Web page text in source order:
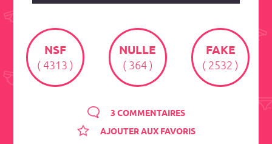
NSF
( 4313 )
NULLE
( 364 )
FAKE
( 2532 )
3 COMMENTAIRES
AJOUTER AUX FAVORIS